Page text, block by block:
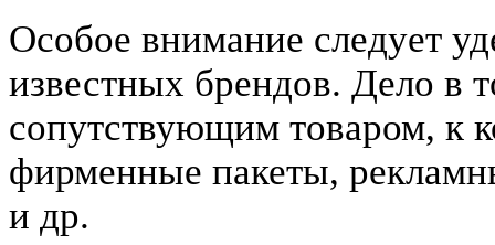
Особое внимание следует
известных брендов. Дело в
сопутствующим товаром, к
фирменные пакеты,
и др.